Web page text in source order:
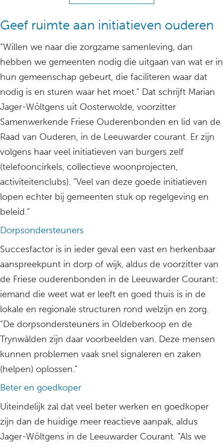
Geef ruimte aan initiatieven ouderen
“Willen we naar die zorgzame samenleving, dan
hebben we gemeenten nodig die uitgaan van wat er in
hun gemeenschap gebeurt, die faciliteren waar dat
nodig is en sturen waar het moet.” Dat schrijft Marian
Jager-Wöltgens uit Oosterwolde, voorzitter
Samenwerkende Friese Ouderenbonden en lid van de
Raad van Ouderen, in de Leeuwarder courant. Er zijn
volgens haar veel initiatieven van burgers zelf
(telefooncirkels, collectieve woonprojecten,
activiteitenclubs). “Veel van deze goede initiatieven
lopen echter bij gemeenten stuk op regelgeving en
beleid.”
Dorpsondersteuners
Succesfactor is in ieder geval een vast en herkenbaar
aanspreekpunt in dorp of wijk, aldus de voorzitter van
de Friese ouderenbonden in de Leeuwarder Courant:
iemand die weet wat er leeft en goed thuis is in de
lokale en regionale structuren rond welzijn en zorg.
“De dorpsondersteuners in Oldeberkoop en de
Trynwâlden zijn daar voorbeelden van. Deze mensen
kunnen problemen vaak snel signaleren en zaken
(helpen) oplossen.”
Beter en goedkoper
Uiteindelijk zal dat veel beter werken en goedkoper
zijn dan de huidige meer reactieve aanpak, aldus
Jager-Wöltgens in de Leeuwarder Courant. “Als we